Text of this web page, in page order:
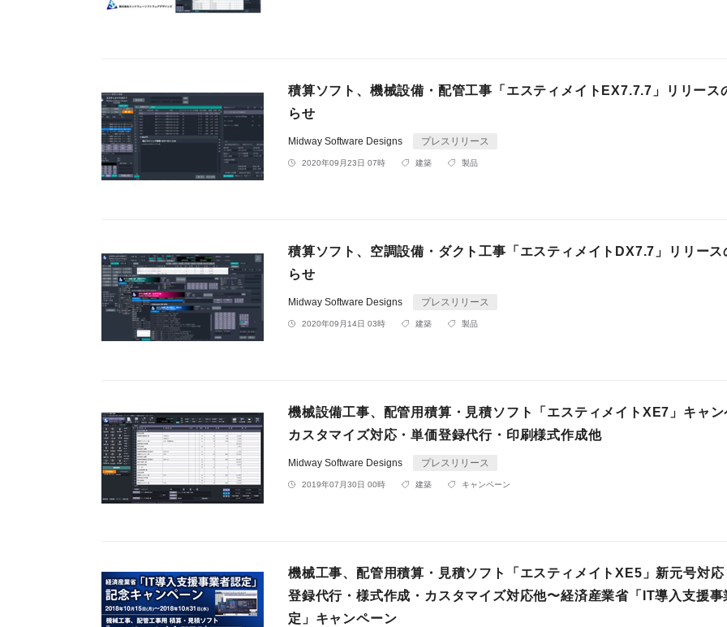
積算ソフト、機械設備・配管工事「エスティメイトEX7.7.7」リリース
らせ
Midway Software Designs プレスリリース
2020年09月23日 07時 建築 製品
積算ソフト、空調設備・ダクト工事「エスティメイトDX7.7」リリース
らせ
Midway Software Designs プレスリリース
2020年09月14日 03時 建築 製品
機械設備工事、配管用積算・見積ソフト「エスティメイトXE7」キャン
カスタマイズ対応・単価登録代行・印刷様式作成他
Midway Software Designs プレスリリース
2019年07月30日 00時 建築 キャンペーン
機械工事、配管用積算・見積ソフト「エスティメイトXE5」新元号対応
登録代行・様式作成・カスタマイズ対応他〜経済産業省「IT導入支援事
定」キャンペーン